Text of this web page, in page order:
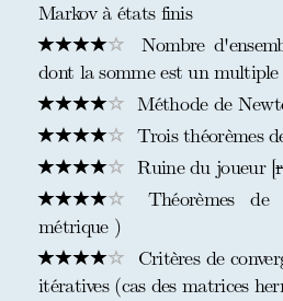
Markov à états finis
Nombre
dont la somme est un multiple
Méthode de
Trois théorèmes
Ruine du joueur [
Théorèmes
métrique )
Critères de
itératives (cas des matrices